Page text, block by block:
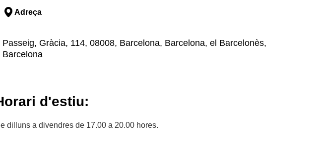
Adreça
Passeig, Gràcia, 114, 08008, Barcelona, Barcelona, el Barcelonès,
Barcelona
d'estiu:
dilluns a divendres de 17.00 a 20.00 hores.